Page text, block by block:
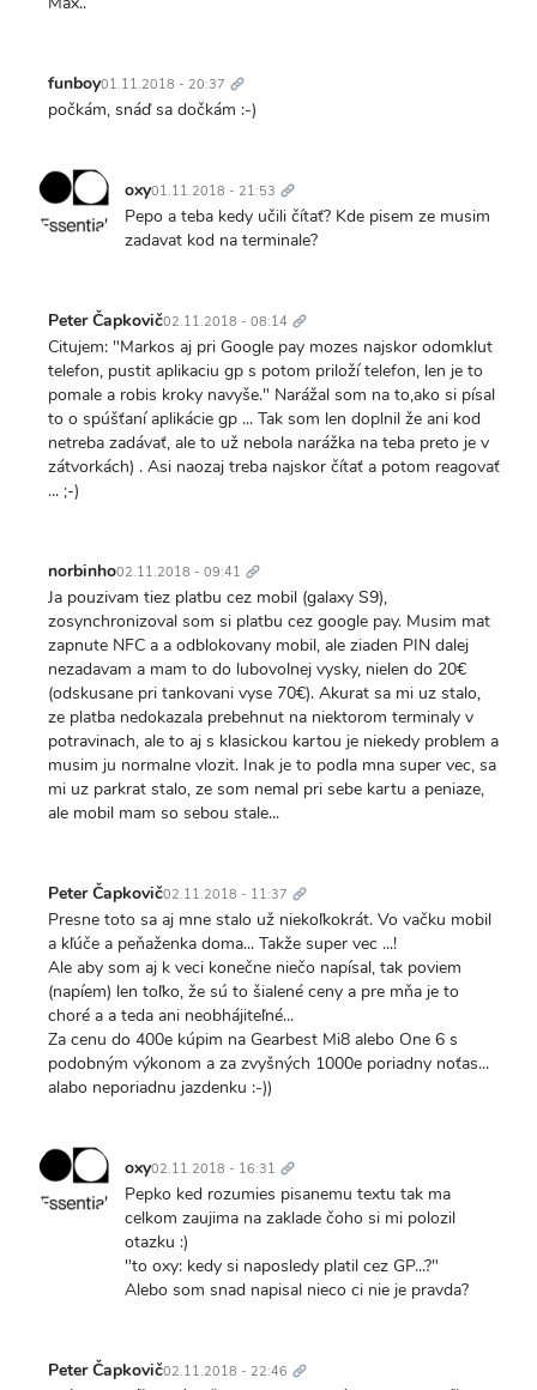
funboy01.11.2018 - 20:37 odkaz
počkám, snáď sa dočkám :-)
oxy01.11.2018 - 21:53 odkaz
Pepo a teba kedy učili čítať? Kde pisem ze musim
zadavat kod na terminale?
Peter Čapkovič02.11.2018 - 08:14 odkaz
Citujem: "Markos aj pri Google pay mozes najskor odomklut
telefon, pustit aplikaciu gp s potom priloží telefon, len je to
pomale a robis kroky navyše." Narážal som na to,ako si písal
to o spúšťaní aplikácie gp ... Tak som len doplnil že ani kod
netreba zadávať, ale to už nebola narážka na teba preto je v
zátvorkách) . Asi naozaj treba najskor čítať a potom reagovať
... ;-)
norbinho02.11.2018 - 09:41 odkaz
Ja pouzivam tiez platbu cez mobil (galaxy S9),
zosynchronizoval som si platbu cez google pay. Musim mat
zapnute NFC a a odblokovany mobil, ale ziaden PIN dalej
nezadavam a mam to do lubovolnej vysky, nielen do 20€
(odskusane pri tankovani vyse 70€). Akurat sa mi uz stalo,
ze platba nedokazala prebehnut na niektorom terminaly v
potravinach, ale to aj s klasickou kartou je niekedy problem a
musim ju normalne vlozit. Inak je to podla mna super vec, sa
mi uz parkrat stalo, ze som nemal pri sebe kartu a peniaze,
ale mobil mam so sebou stale...
Peter Čapkovič02.11.2018 - 11:37 odkaz
Presne toto sa aj mne stalo už niekoľkokrát. Vo vačku mobil
a kľúče a peňaženka doma... Takže super vec ...!
Ale aby som aj k veci konečne niečo napísal, tak poviem
(napíem) len toľko, že sú to šialené ceny a pre mňa je to
choré a a teda ani neobhájiteľné...
Za cenu do 400e kúpim na Gearbest Mi8 alebo One 6 s
podobným výkonom a za zvyšných 1000e poriadny noťas...
alabo neporiadnu jazdenku :-))
oxy02.11.2018 - 16:31 odkaz
Pepko ked rozumies pisanemu textu tak ma
celkom zaujima na zaklade čoho si mi polozil
otazku :)
"to oxy: kedy si naposledy platil cez GP...?"
Alebo som snad napisal nieco ci nie je pravda?
Peter Čapkovič02.11.2018 - 22:46 odkaz